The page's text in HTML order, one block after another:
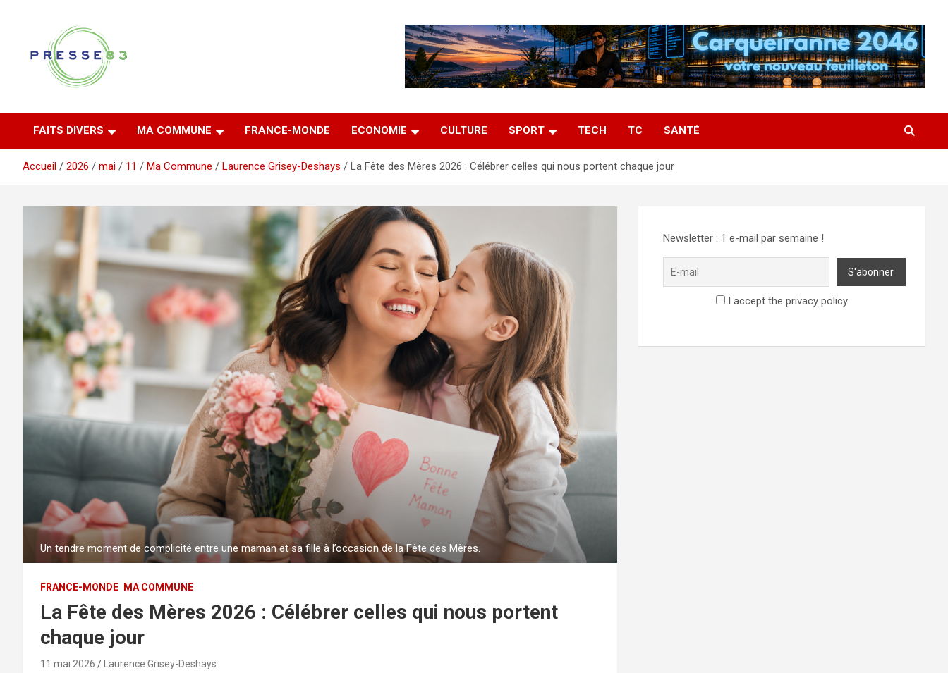
Presse 83
FAITS DIVERS MA COMMUNE FRANCE-MONDE ECONOMIE CULTURE SPORT TECH TC SANTÉ
Accueil 2026 mai 11 Ma Commune Laurence Grisey-Deshays La Fête des Mères 2026 : Célébrer celles qui nous portent chaque jour
Un tendre moment de complicité entre une maman et sa fille à l’occasion de la Fête des Mères.
FRANCE-MONDE MA COMMUNE
La Fête des Mères 2026 : Célébrer celles qui nous portent
chaque jour
11 mai 2026 Laurence Grisey-Deshays
Newsletter : 1 e-mail par semaine !
I accept the privacy policy